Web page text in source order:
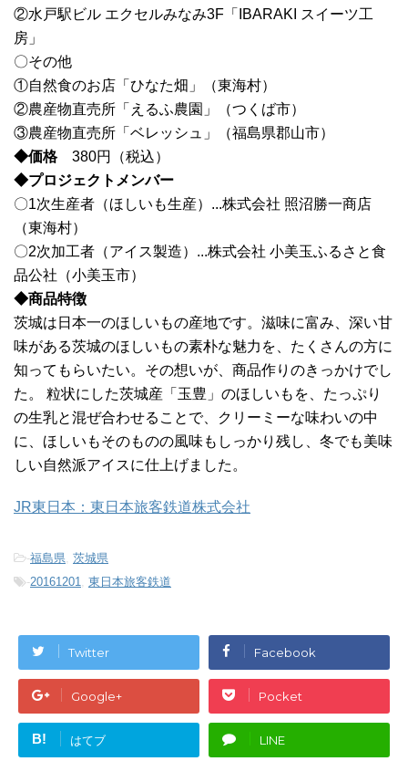
②水戸駅ビル エクセルみなみ3F「IBARAKI スイーツ工
房」
〇その他
①自然食のお店「ひなた畑」（東海村）
②農産物直売所「えるふ農園」（つくば市）
③農産物直売所「ベレッシュ」（福島県郡山市）
◆価格380円（税込）
◆プロジェクトメンバー
〇1次生産者（ほしいも生産）...株式会社 照沼勝一商店
（東海村）
〇2次加工者（アイス製造）...株式会社 小美玉ふるさと食
品公社（小美玉市）
◆商品特徴
茨城は日本一のほしいもの産地です。滋味に富み、深い甘
味がある茨城のほしいもの素朴な魅力を、たくさんの方に
知ってもらいたい。その想いが、商品作りのきっかけでし
た。 粒状にした茨城産「玉豊」のほしいもを、たっぷり
の生乳と混ぜ合わせることで、クリーミーな味わいの中
に、ほしいもそのものの風味もしっかり残し、冬でも美味
しい自然派アイスに仕上げました。
JR東日本：東日本旅客鉄道株式会社
-福島県, 茨城県
-20161201, 東日本旅客鉄道
Twitter Facebook
Google+ Pocket
B! はてブ LINE